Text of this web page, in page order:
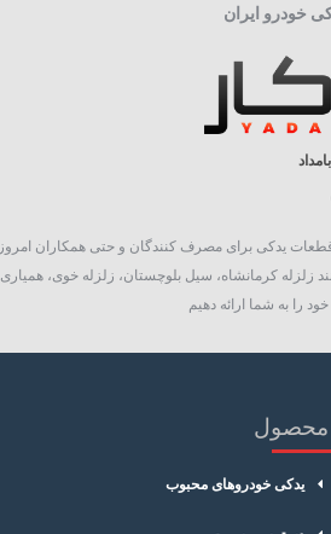
خودرو ایران
تا خرید آنلاین قطعات یدکی برای مصرف کنندگان و حتی
زلزله کرمانشاه، سیل بلوچستان، زلزله خوی،
را به شما ارائه دهیم
محصول
یدکی خودروهای محبوب